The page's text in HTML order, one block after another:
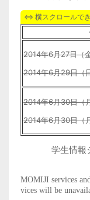
2014年6月27日（
2014年6月29日（
2014年6月30日（
2014年6月30日（
学生情報
MOMIJI services
vices will be